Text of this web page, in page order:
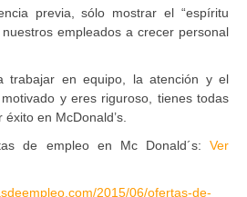
previa, sólo mostrar el “espíritu
nuestros empleados a crecer personal
trabajar en equipo, la atención y el
y eres riguroso, tienes todas
en McDonald’s.
de empleo en Mc Donald´s: Ver
2015/06/ofertas-de-